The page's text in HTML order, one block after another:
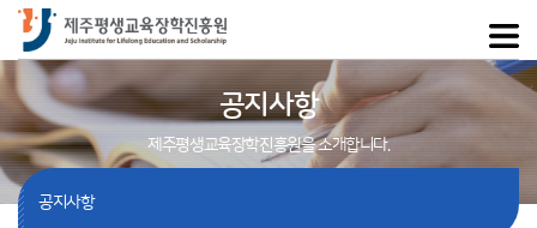
공지사항
제주평생교육장학진흥원을 소개합니다.
공지사항